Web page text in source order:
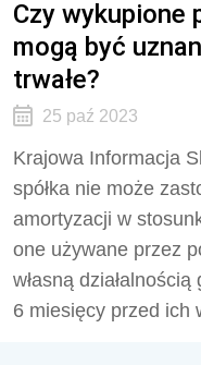
Czy wykupione
mogą być
trwałe?
25 paź 2023
Krajowa Informacja
spółka nie może
amortyzacji w
one używane przez
własną
6 miesięcy przed ich